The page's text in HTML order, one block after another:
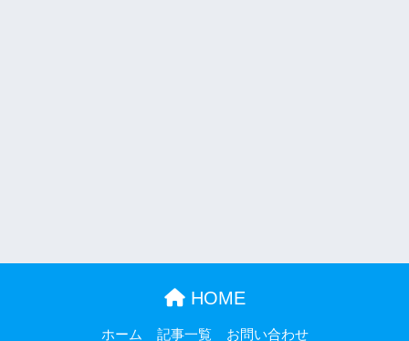
HOME
ホーム 記事一覧 お問い合わせ